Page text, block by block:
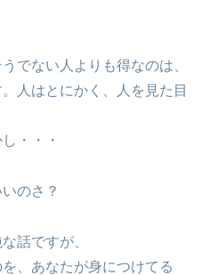
でない人よりも得なのは、
人はとにかく、人を見た目
・・・
のさ？
話ですが、
、あなたが身につけてる